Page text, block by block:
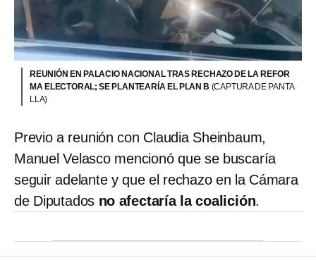
REUNIÓN EN PALACIO NACIONAL TRAS RECHAZO DE LA REFOR
MA ELECTORAL; SE PLANTEARÍA EL PLAN B (CAPTURA DE PANTA
LLA)
Previo a reunión con Claudia Sheinbaum,
Manuel Velasco mencionó que se buscaría
seguir adelante y que el rechazo en la Cámara
de Diputados no afectaría la coalición.